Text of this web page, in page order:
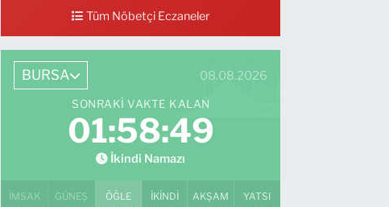
0 (224) 711 64 49 Yol Tarifi Al
Tüm Nöbetçi Eczaneler
BURSA 08.08.2026
SONRAKI VAKTE KALAN
01:58:48
İkindi Namazı
İMSAK GÜNEŞ ÖĞLE İKINDI AKŞAM YATSI